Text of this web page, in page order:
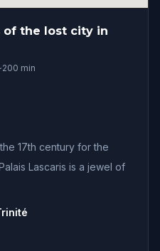
of the lost city in
200 min
17th century for the
Lascaris is a jewel of